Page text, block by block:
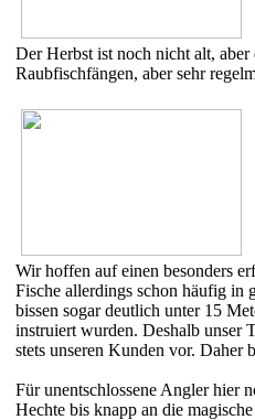
Der Herbst ist noch nicht alt,
Raubfischfängen, aber sehr
Wir hoffen auf einen besonders
Fische allerdings schon häufig in
bissen sogar deutlich unter 15
instruiert wurden. Deshalb unser
stets unseren Kunden vor. Daher
Für unentschlossene Angler hier
Hechte bis knapp an die